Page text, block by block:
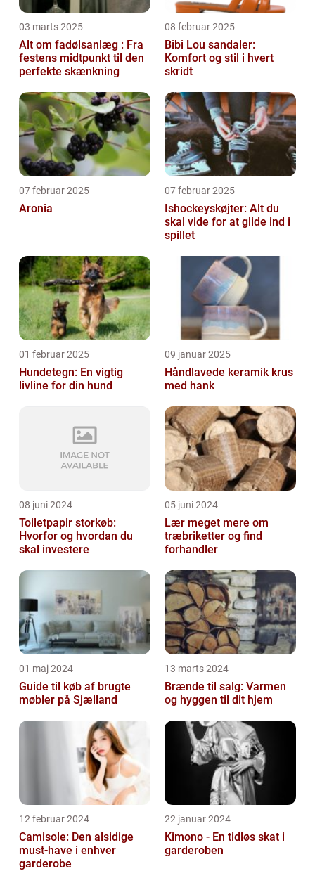
03 marts 2025
Alt om fadølsanlæg : Fra
festens midtpunkt til den
perfekte skænkning
08 februar 2025
Bibi Lou sandaler:
Komfort og stil i hvert
skridt
07 februar 2025
Aronia
07 februar 2025
Ishockeyskøjter: Alt du
skal vide for at glide ind i
spillet
01 februar 2025
Hundetegn: En vigtig
livline for din hund
09 januar 2025
Håndlavede keramik krus
med hank
08 juni 2024
Toiletpapir storkøb:
Hvorfor og hvordan du
skal investere
05 juni 2024
Lær meget mere om
træbriketter og find
forhandler
01 maj 2024
Guide til køb af brugte
møbler på Sjælland
13 marts 2024
Brænde til salg: Varmen
og hyggen til dit hjem
12 februar 2024
Camisole: Den alsidige
must-have i enhver
garderobe
22 januar 2024
Kimono - En tidløs skat i
garderoben